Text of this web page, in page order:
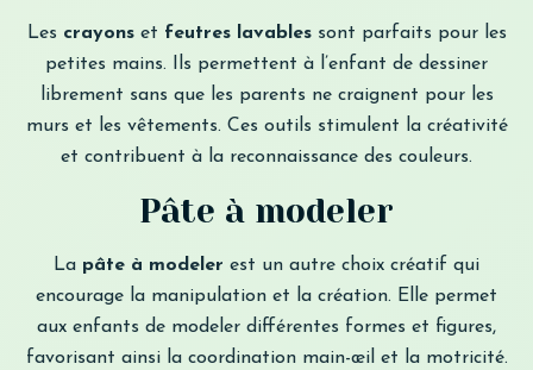
Les crayonset feutres lavablessont parfaits pour les
petites mains. Ils permettent à l’enfant de dessiner
librement sans que les parents ne craignent pour les
murs et les vêtements. Ces outils stimulent la créativité
et contribuent à la reconnaissance des couleurs.
Pâte à modeler
La pâte à modeler est un autre choix créatif qui
encourage la manipulation et la création. Elle permet
aux enfants de modeler différentes formes et figures,
favorisant ainsi la coordination main-œil et la motricité.